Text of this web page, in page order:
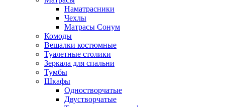
Наматрасники
Чехлы
Матрасы Сонум
Комоды
Вешалки костюмные
Туалетные столики
Зеркала для спальни
Тумбы
Шкафы
Одностворчатые
Двустворчатые